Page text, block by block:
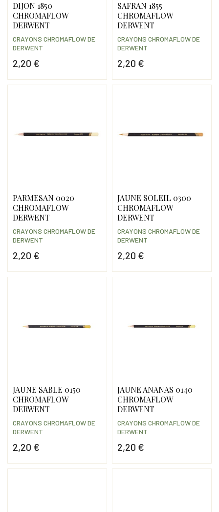
DIJON 1850
CHROMAFLOW
DERWENT
2,20 €
CRAYONS CHROMAFLOW DE
DERWENT
SAFRAN 1855
CHROMAFLOW
DERWENT
2,20 €
CRAYONS CHROMAFLOW DE
DERWENT
PARMESAN 0020
CHROMAFLOW
DERWENT
2,20 €
CRAYONS CHROMAFLOW DE
DERWENT
JAUNE SOLEIL 0300
CHROMAFLOW
DERWENT
2,20 €
CRAYONS CHROMAFLOW DE
DERWENT
JAUNE SABLE 0150
CHROMAFLOW
DERWENT
2,20 €
CRAYONS CHROMAFLOW DE
DERWENT
JAUNE ANANAS 0140
CHROMAFLOW
DERWENT
2,20 €
CRAYONS CHROMAFLOW DE
DERWENT